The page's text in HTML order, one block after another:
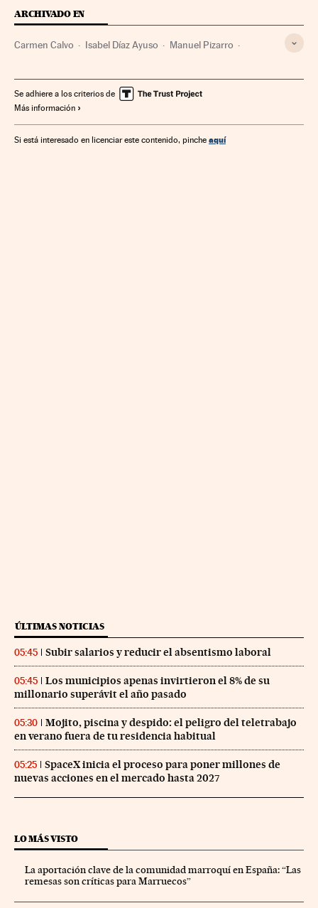
ARCHIVADO EN
Carmen Calvo Isabel Díaz Ayuso Manuel Pizarro
Abogados Gente Sociedad Política Justicia
Se adhiere a los criterios de
Más información
Si está interesado en licenciar este contenido, pinche aquí
ÚLTIMAS NOTICIAS
05:45 Subir salarios y reducir el absentismo laboral
05:45
Los municipios apenas invirtieron el 8% de su
millonario superávit el año pasado
05:30
Mojito, piscina y despido: el peligro del teletrabajo
en verano fuera de tu residencia habitual
05:25
SpaceX inicia el proceso para poner millones de
nuevas acciones en el mercado hasta 2027
LO MÁS VISTO
La aportación clave de la comunidad marroquí en España: “Las
remesas son críticas para Marruecos”